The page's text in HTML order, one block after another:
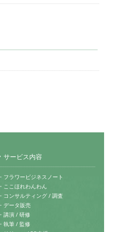
サービス内容
・フラワービジネスノート
・ここほれわんわん
・コンサルティング / 調査
・データ販売
・講演 / 研修
・執筆 / 監修